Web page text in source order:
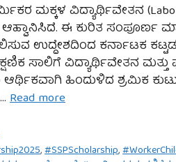
ಮಕ್ಕಳ ವಿದ್ಯಾರ್ಥಿವೇತನ
ಆಹ್ವಾನಿಸಿದೆ. ಈ ಕುರಿತ ಸಂಪೂರ್ಣ
ಉದ್ದೇಶದಿಂದ ಕರ್ನಾಟಕ
ಸಾಲಿಗೆ ವಿದ್ಯಾರ್ಥಿವೇತನ ಮತ್ತು
ಹಿಂದುಳಿದ ಶ್ರಮಿಕ
Read more
,#SSPScholarship,